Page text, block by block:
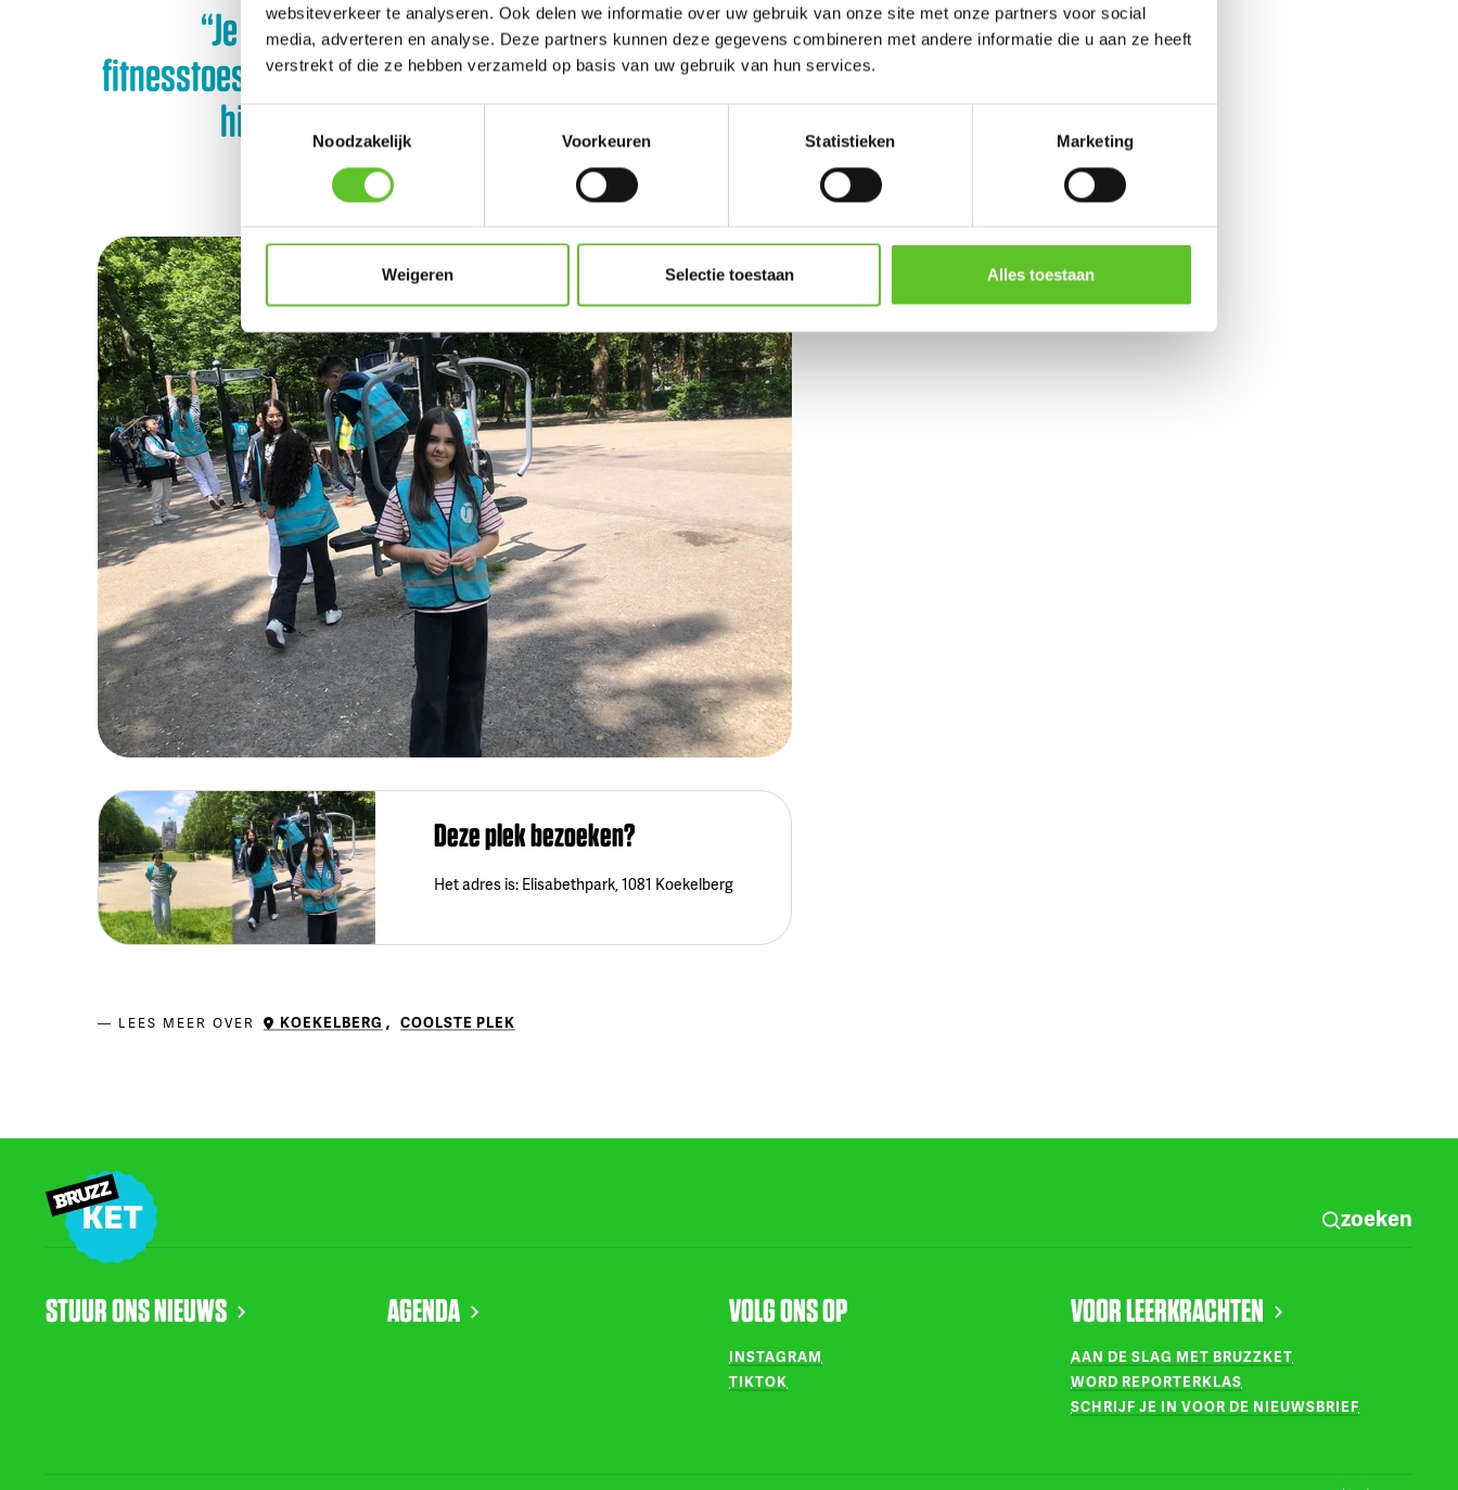
websiteverkeer te analyseren. Ook delen we informatie over uw gebruik van onze site met onze partners voor social
media, adverteren en analyse. Deze partners kunnen deze gegevens combineren met andere informatie die u aan ze heeft
verstrekt of die ze hebben verzameld op basis van uw gebruik van hun services.
Toestemmingsselectie
Noodzakelijk
Voorkeuren Statistieken Marketing
Weigeren Selectie toestaan Alles toestaan
“Je kan er lopen en fietsen. Er staan ook
fitnesstoestellen waar je gratis kan sporten. Ik vind het
hier leuk omdat alles mooi groen is.”
Deze plek bezoeken?
Het adres is: Elisabethpark, 1081 Koekelberg
LEES MEER OVER KOEKELBERG , COOLSTE PLEK
zoeken
STUUR ONS NIEUWS AGENDA VOLG ONS OP
INSTAGRAM
TIKTOK
VOOR LEERKRACHTEN
AAN DE SLAG MET BRUZZKET
WORD REPORTERKLAS
SCHRIJF JE IN VOOR DE NIEUWSBRIEF